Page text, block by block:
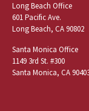
Long Beach Office
601 Pacific Ave.
Long Beach, CA 90802
Santa Monica Office
1149 3rd St. #300
Santa Monica, CA